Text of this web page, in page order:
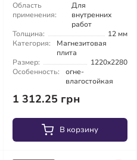
Область
применения:
Для
внутренних
работ
Толщина:
12 мм
Категория:
Магнезитовая
плита
Размер:
1220x2280
Особенность:
огне-
влагостойкая
1 312.25 грн
В корзину